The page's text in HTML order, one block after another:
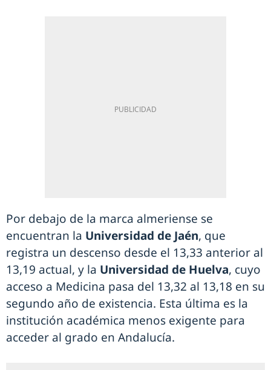
Por debajo de la marca almeriense se
encuentran la Universidad de Jaén, que
registra un descenso desde el 13,33 anterior al
13,19 actual, y la Universidad de Huelva, cuyo
acceso a Medicina pasa del 13,32 al 13,18 en su
segundo año de existencia. Esta última es la
institución académica menos exigente para
acceder al grado en Andalucía.